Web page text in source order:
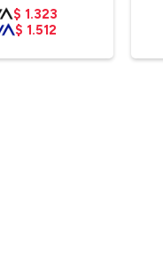
$ 1.323
$ 1.512